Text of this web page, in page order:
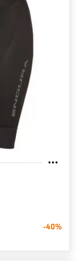
-40%